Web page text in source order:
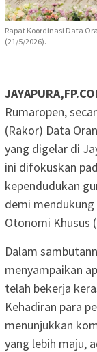
Rapat Koordinasi Data
(21/5/2026).
Rumaropen,
(Rakor) Data
yang digelar di
ini difokuskan
kependudukan
demi
Otonomi Khusus
Dalam
menyampaikan
telah bekerja
Kehadiran para
menunjukkan
yang lebih maju,